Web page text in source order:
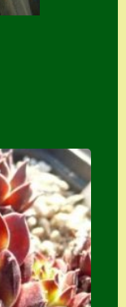
Warenkorb
Zahlungs- &
Versandinfos
Zubehör
Zubehör